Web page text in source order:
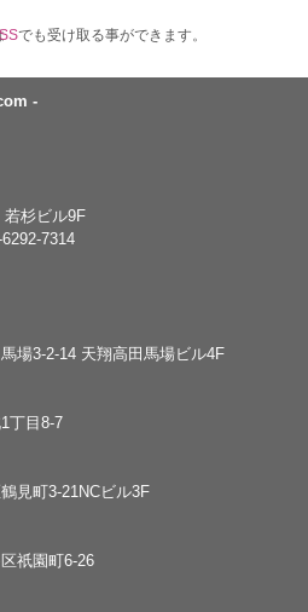
でも受け取る事ができます。
-
杉ビル9F
7314
場3-2-14 天翔高田馬場ビル4F
丁目8-7
見町3-21NCビル3F
祇園町6-26